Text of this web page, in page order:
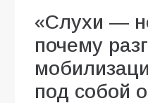
«Слухи —
почему
под собой